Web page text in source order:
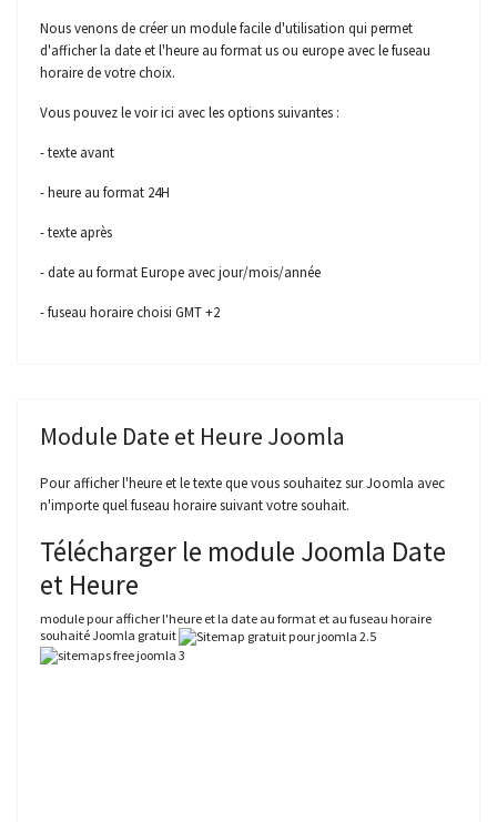
Nous venons de créer un module facile d'utilisation qui permet
d'afficher la date et l'heure au format us ou europe avec le fuseau
horaire de votre choix.
Vous pouvez le voir ici avec les options suivantes :
- texte avant
- heure au format 24H
- texte après
- date au format Europe avec jour/mois/année
- fuseau horaire choisi GMT +2
Module Date et Heure Joomla
Pour afficher l'heure et le texte que vous souhaitez sur Joomla avec
n'importe quel fuseau horaire suivant votre souhait.
Télécharger le module Joomla Date
et Heure
module pour afficher l'heure et la date au format et au fuseau horaire
souhaité Joomla gratuit